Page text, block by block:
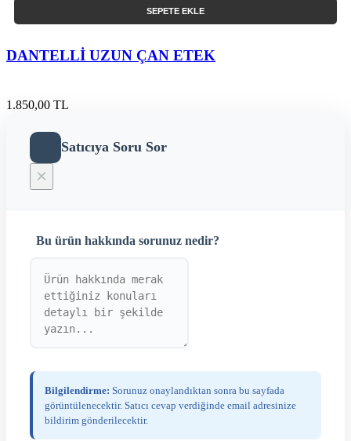
SEPETE EKLE
DANTELLİ UZUN ÇAN ETEK
1.850,00 TL
Satıcıya Soru Sor
×
Bu ürün hakkında sorunuz nedir?
Bilgilendirme: Sorunuz onaylandıktan sonra bu sayfada
görüntülenecektir. Satıcı cevap verdiğinde email adresinize
bildirim gönderilecektir.